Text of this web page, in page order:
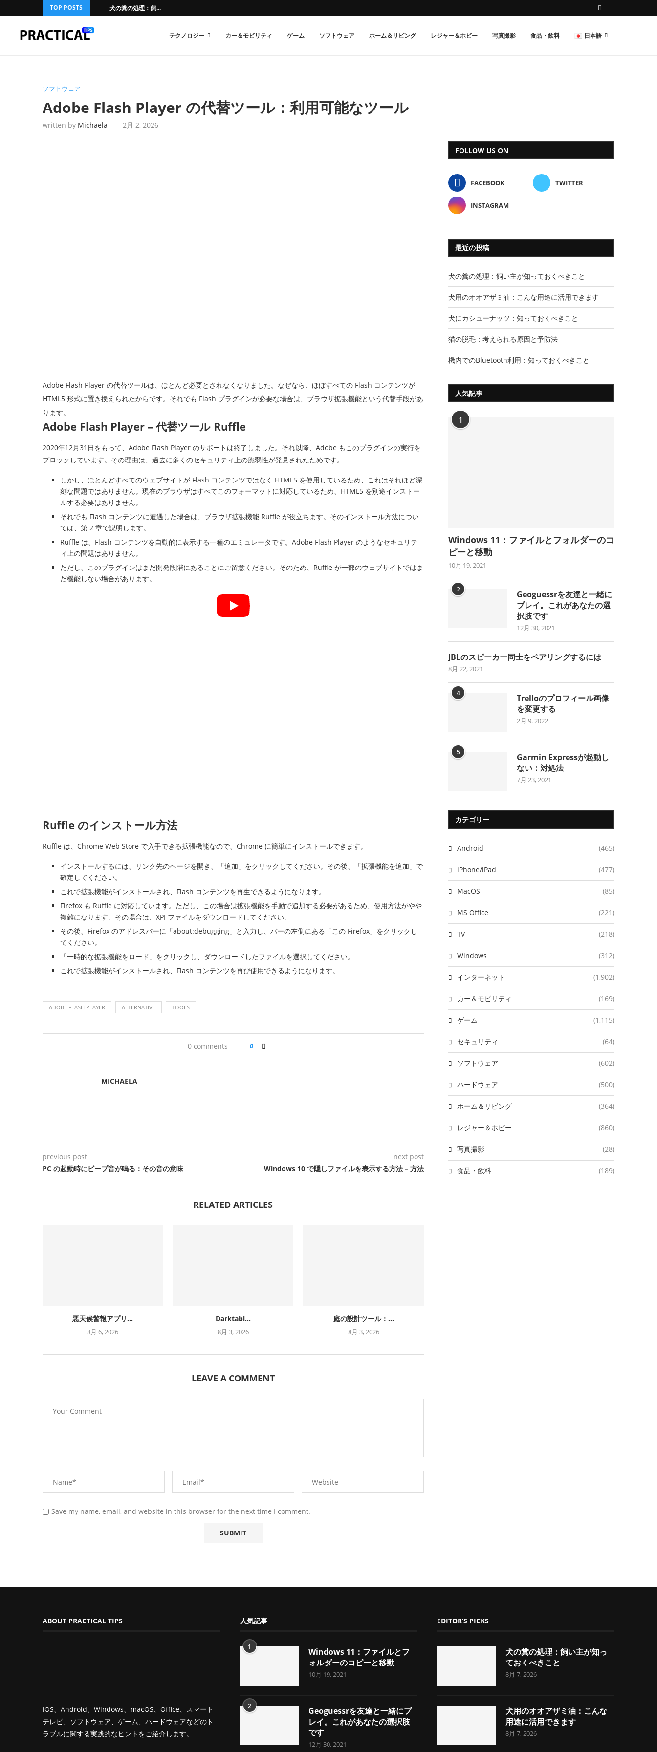
TOP POSTS 犬の糞の処理：飼...
テクノロジー カー＆モビリティ ゲーム ソフトウェア ホーム＆リビング レジャー＆ホビー 写真撮影 食品・飲料 日本語
ソフトウェア
Adobe Flash Player の代替ツール：利用可能なツール
written by Michaela 2月 2, 2026
Adobe Flash Player の代替ツールは、ほとんど必要とされなくなりました。なぜなら、ほぼすべての Flash コンテンツが
HTML5 形式に置き換えられたからです。それでも Flash プラグインが必要な場合は、ブラウザ拡張機能という代替手段があ
ります。
Adobe Flash Player – 代替ツール Ruffle
2020年12月31日をもって、Adobe Flash Player のサポートは終了しました。それ以降、Adobe もこのプラグインの実行を
ブロックしています。その理由は、過去に多くのセキュリティ上の脆弱性が発見されたためです。
しかし、ほとんどすべてのウェブサイトが Flash コンテンツではなく HTML5 を使用しているため、これはそれほど深
刻な問題ではありません。現在のブラウザはすべてこのフォーマットに対応しているため、HTML5 を別途インストー
ルする必要はありません。
それでも Flash コンテンツに遭遇した場合は、ブラウザ拡張機能 Ruffle が役立ちます。そのインストール方法につい
ては、第 2 章で説明します。
Ruffle は、Flash コンテンツを自動的に表示する一種のエミュレータです。Adobe Flash Player のようなセキュリテ
ィ上の問題はありません。
ただし、このプラグインはまだ開発段階にあることにご留意ください。そのため、Ruffle が一部のウェブサイトではま
だ機能しない場合があります。
Ruffle のインストール方法
Ruffle は、Chrome Web Store で入手できる拡張機能なので、Chrome に簡単にインストールできます。
インストールするには、リンク先のページを開き、「追加」をクリックしてください。その後、「拡張機能を追加」で
確定してください。
これで拡張機能がインストールされ、Flash コンテンツを再生できるようになります。
Firefox も Ruffle に対応しています。ただし、この場合は拡張機能を手動で追加する必要があるため、使用方法がやや
複雑になります。その場合は、XPI ファイルをダウンロードしてください。
その後、Firefox のアドレスバーに「about:debugging」と入力し、バーの左側にある「この Firefox」をクリックし
てください。
「一時的な拡張機能をロード」をクリックし、ダウンロードしたファイルを選択してください。
これで拡張機能がインストールされ、Flash コンテンツを再び使用できるようになります。
ADOBE FLASH PLAYER ALTERNATIVE TOOLS
0 comments 0
MICHAELA
previous post
PC の起動時にビープ音が鳴る：その音の意味
next post
Windows 10 で隠しファイルを表示する方法 – 方法
RELATED ARTICLES
悪天候警報アプリ...
8月 6, 2026
Darktabl...
8月 3, 2026
庭の設計ツール：...
8月 3, 2026
LEAVE A COMMENT
Save my name, email, and website in this browser for the next time I comment.
FOLLOW US ON
FACEBOOK TWITTER
INSTAGRAM
最近の投稿
犬の糞の処理：飼い主が知っておくべきこと
犬用のオオアザミ油：こんな用途に活用できます
犬にカシューナッツ：知っておくべきこと
猫の脱毛：考えられる原因と予防法
機内でのBluetooth利用：知っておくべきこと
人気記事
1
Windows 11：ファイルとフォルダーのコ
ピーと移動
10月 19, 2021
2
Geoguessrを友達と一緒に
プレイ。これがあなたの選
択肢です
12月 30, 2021
JBLのスピーカー同士をペアリングするには
8月 22, 2021
4
Trelloのプロフィール画像
を変更する
2月 9, 2022
5
Garmin Expressが起動し
ない：対処法
7月 23, 2021
カテゴリー
Android (465)
iPhone/iPad (477)
MacOS (85)
MS Office (221)
TV (218)
Windows (312)
インターネット (1,902)
カー＆モビリティ (169)
ゲーム (1,115)
セキュリティ (64)
ソフトウェア (602)
ハードウェア (500)
ホーム＆リビング (364)
レジャー＆ホビー (860)
写真撮影 (28)
食品・飲料 (189)
ABOUT PRACTICAL TIPS
iOS、Android、Windows、macOS、Office、スマート
テレビ、ソフトウェア、ゲーム、ハードウェアなどのト
ラブルに関する実践的なヒントをご紹介します。
人気記事
1
Windows 11：ファイルとフ
ォルダーのコピーと移動
10月 19, 2021
2
Geoguessrを友達と一緒にプ
レイ。これがあなたの選択肢
です
12月 30, 2021
EDITOR’S PICKS
犬の糞の処理：飼い主が知っ
ておくべきこと
8月 7, 2026
犬用のオオアザミ油：こんな
用途に活用できます
8月 7, 2026